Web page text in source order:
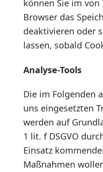
können Sie im
Browser das
deaktivieren oder
lassen, sobald
Analyse-Tools
Die im Folgenden
uns eingesetzten
werden auf
1 lit. f DSGVO
Einsatz
Maßnahmen